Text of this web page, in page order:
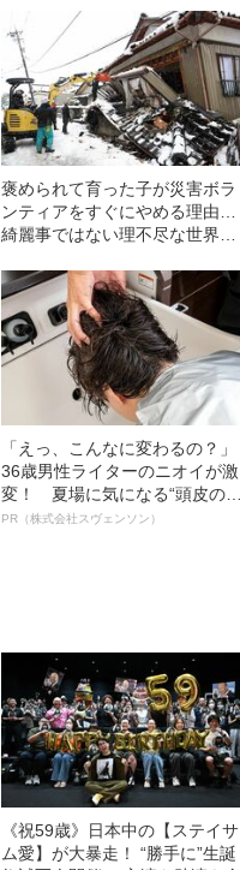
褒められて育った子が災害ボラ
ンティアをすぐにやめる理由…
綺麗事ではない理不尽な世界を
「えっ、こんなに変わるの？」
36歳男性ライターのニオイが激
変！ 夏場に気になる“頭皮のニ
オイ”や“ベタつき”を解消す
PR（株式会社スヴェンソン）
《祝59歳》日本中の【ステイサ
ム愛】が大暴走！ “勝手に”生誕